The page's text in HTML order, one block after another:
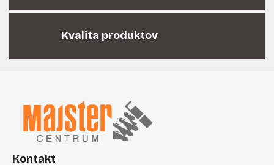
v
p
Kvalita produktov
Kontakt